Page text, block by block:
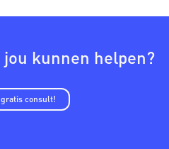
kunnen helpen?
consult!